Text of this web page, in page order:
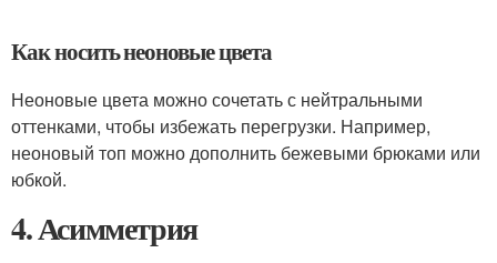
Как носить неоновые цвета
Неоновые цвета можно сочетать с нейтральными
оттенками, чтобы избежать перегрузки. Например,
неоновый топ можно дополнить бежевыми брюками или
юбкой.
4. Асимметрия